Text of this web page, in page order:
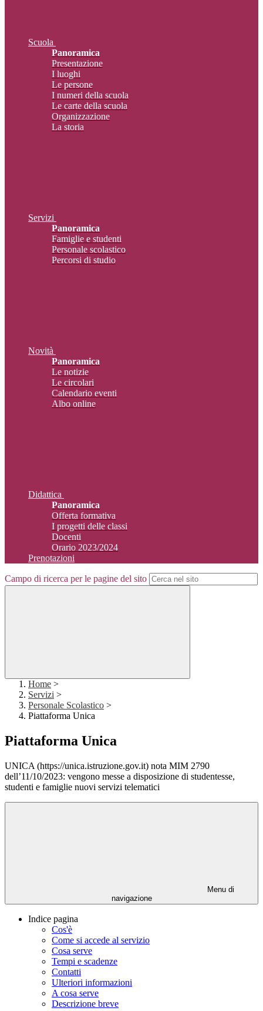
Scuola
Panoramica
Presentazione
I luoghi
Le persone
I numeri della scuola
Le carte della scuola
Organizzazione
La storia
Servizi
Panoramica
Famiglie e studenti
Personale scolastico
Percorsi di studio
Novità
Panoramica
Le notizie
Le circolari
Calendario eventi
Albo online
Didattica
Panoramica
Offerta formativa
I progetti delle classi
Docenti
Orario 2023/2024
Prenotazioni
Campo di ricerca per le pagine del sito
Home >
Servizi >
Personale Scolastico >
Piattaforma Unica
Piattaforma Unica
UNICA (https://unica.istruzione.gov.it) nota MIM 2790
dell’11/10/2023: vengono messe a disposizione di studentesse,
studenti e famiglie nuovi servizi telematici
Menu di
navigazione
Indice pagina
Cos'è
Come si accede al servizio
Cosa serve
Tempi e scadenze
Contatti
Ulteriori informazioni
A cosa serve
Descrizione breve